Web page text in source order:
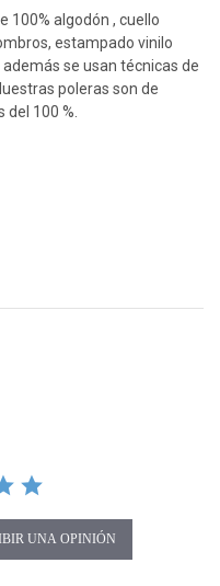
100% algodón , cuello
estampado vinilo
se usan técnicas de
poleras son de
100 %.
UNA OPINIÓN